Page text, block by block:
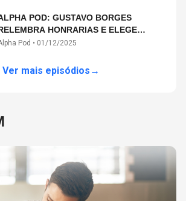
POD: GUSTAVO BORGES
HONRARIAS E ELEGE
PHELPS O MAIOR ATLETA DA
Pod • 01/12/2025
Ver mais episódios →